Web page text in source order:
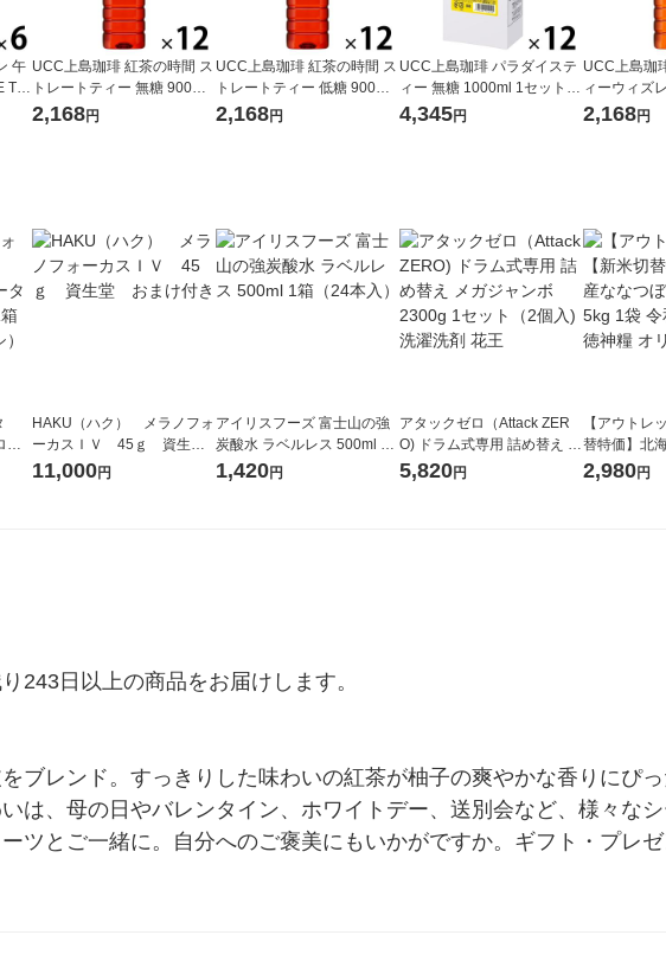
午
TE
ィ
UCC上島珈琲 紅茶の時間 ス
トレートティー 無糖 900ml
1箱（12本入）
2,168円
UCC上島珈琲 紅茶の時間 ス
トレートティー 低糖 900ml
1箱（12本入）
2,168円
UCC上島珈琲 パラダイステ
ィー 無糖 1000ml 1セット
（12本）
4,345円
UCC上島珈
ィーウィズ
ml 1箱（12本
2,168円
ハ
レ
HAKU（ハク） メラノフォ
ーカスＩＶ 45ｇ 資生
堂 おまけ付き
11,000円
アイリスフーズ 富士山の強
炭酸水 ラベルレス 500ml 1
箱（24本入）
1,420円
アタックゼロ（Attack ZER
O) ドラム式専用 詰め替え メ
ガジャンボ 2300g 1セット
5,820円
【アウトレ
替特価】北
し 無洗米
2,980円
243日以上の商品をお届けします。
ブレンド。すっきりした味わいの紅茶が柚子の爽やかな香りにぴ
は、母の日やバレンタイン、ホワイトデー、送別会など、様々な
ツとご一緒に。自分へのご褒美にもいかがですか。ギフト・プレ